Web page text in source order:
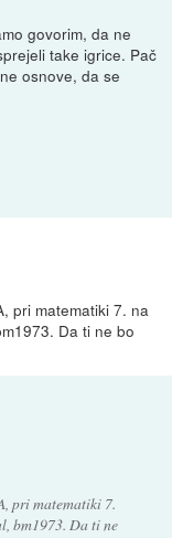
govorim, da ne
take igrice. Pač
osnove, da se
pri matematiki 7. na
Da ti ne bo
pri matematiki 7.
bm1973. Da ti ne